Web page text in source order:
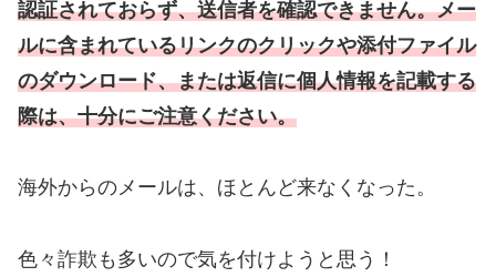
認証されておらず、送信者を確認できません。メー
ルに含まれているリンクのクリックや添付ファイル
のダウンロード、または返信に個人情報を記載する
際は、十分にご注意ください。
海外からのメールは、ほとんど来なくなった。
色々詐欺も多いので気を付けようと思う！